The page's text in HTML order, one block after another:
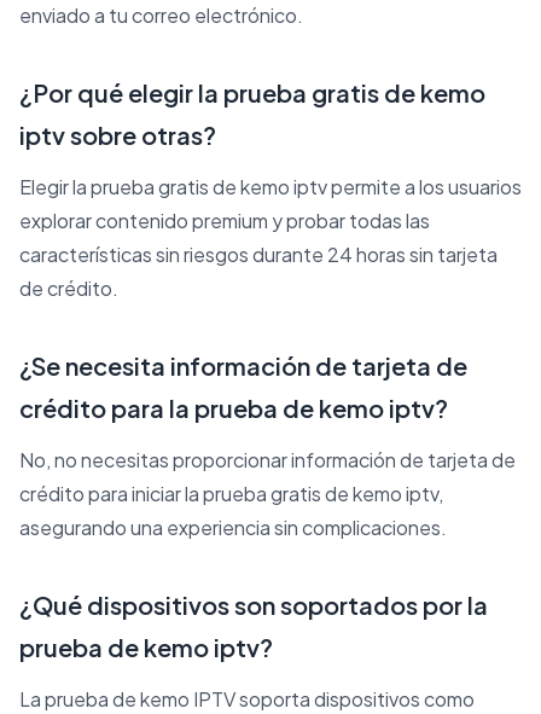
enviado a tu correo electrónico.
¿Por qué elegir la prueba gratis de kemo
iptv sobre otras?
Elegir la prueba gratis de kemo iptv permite a los usuarios
explorar contenido premium y probar todas las
características sin riesgos durante 24 horas sin tarjeta
de crédito.
¿Se necesita información de tarjeta de
crédito para la prueba de kemo iptv?
No, no necesitas proporcionar información de tarjeta de
crédito para iniciar la prueba gratis de kemo iptv,
asegurando una experiencia sin complicaciones.
¿Qué dispositivos son soportados por la
prueba de kemo iptv?
La prueba de kemo IPTV soporta dispositivos como